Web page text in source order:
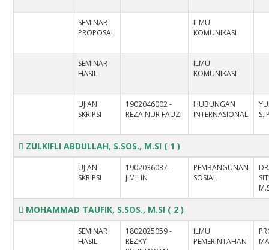
SEMINAR
PROPOSAL
ILMU
KOMUNIKASI
SEMINAR
HASIL
ILMU
KOMUNIKASI
UJIAN
SKRIPSI
1902046002 -
REZA NUR FAUZI
HUBUNGAN
INTERNASIONAL
ZULKIFLI ABDULLAH, S.SOS., M.SI ( 1 )
UJIAN
SKRIPSI
1902036037 -
JIMILIN
PEMBANGUNAN
SOSIAL
MOHAMMAD TAUFIK, S.SOS., M.SI ( 2 )
SEMINAR
HASIL
1802025059 -
REZKY
ILMU
PEMERINTAHAN